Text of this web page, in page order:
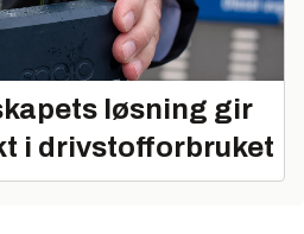
løsning gir
i drivstofforbruket